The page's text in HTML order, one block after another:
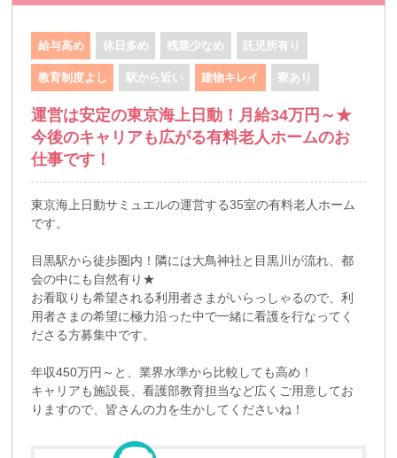
給与高め 休日多め 残業少なめ 託児所有り
教育制度よし 駅から近い 建物キレイ 寮あり
運営は安定の東京海上日動！月給34万円～★
今後のキャリアも広がる有料老人ホームのお
仕事です！
東京海上日動サミュエルの運営する35室の有料老人ホーム
です。
目黒駅から徒歩圏内！隣には大鳥神社と目黒川が流れ、都
会の中にも自然有り★
お看取りも希望される利用者さまがいらっしゃるので、利
用者さまの希望に極力沿った中で一緒に看護を行なってく
ださる方募集中です。
年収450万円～と、業界水準から比較しても高め！
キャリアも施設長、看護部教育担当など広くご用意してお
りますので、皆さんの力を生かしてくださいね！